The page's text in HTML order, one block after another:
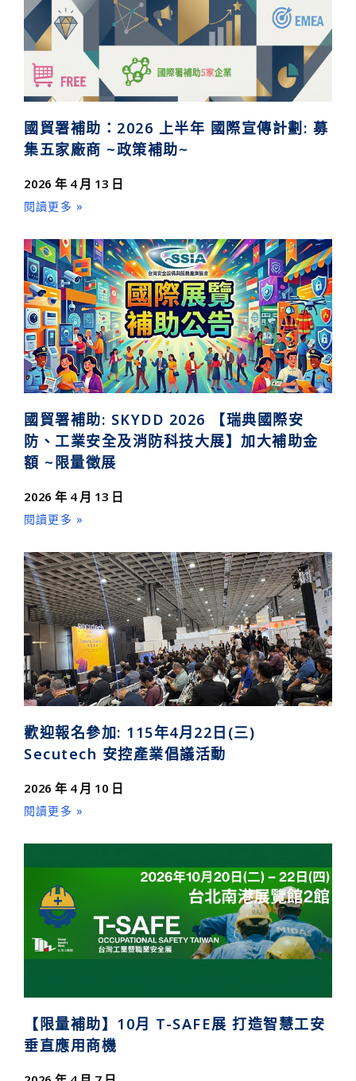
國貿署補助：2026 上半年 國際宣傳計劃: 募
集五家廠商 ~政策補助~
2026 年 4 月 13 日
閱讀更多 »
國貿署補助: SKYDD 2026 【瑞典國際安
防、工業安全及消防科技大展】加大補助金
額 ~限量徵展
2026 年 4 月 13 日
閱讀更多 »
歡迎報名參加: 115年4月22日(三)
Secutech 安控產業倡議活動
2026 年 4 月 10 日
閱讀更多 »
【限量補助】10月 T-SAFE展 打造智慧工安
垂直應用商機